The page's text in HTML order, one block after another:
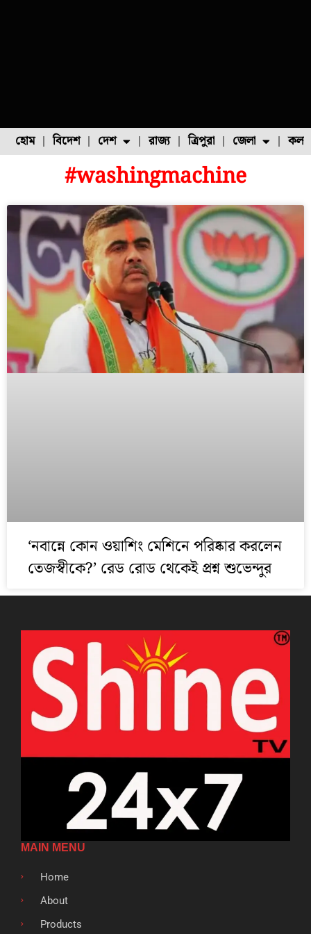
হোম বিদেশ দেশ
ফুল চাষ ফল চাষ মাছ চাষ
রাজ্য ত্রিপুরা জেলা
উত্তর ২৪ পরগনা
#washingmachine
‘নবান্নে কোন ওয়াশিং মেশিনে পরিষ্কার করলেন
তেজস্বীকে?’ রেড রোড থেকেই প্রশ্ন শুভেন্দুর
MAIN MENU
Home
About
Products